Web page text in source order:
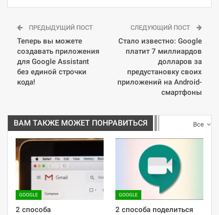
ПРЕДЫДУЩИЙ ПОСТ
Теперь вы можете
создавать приложения
для Google Assistant
без единой строчки
кода!
СЛЕДУЮЩИЙ ПОСТ
Стало известно: Google
платит 7 миллиардов
долларов за
предустановку своих
приложений на Android-
смартфоны
Все
ВАМ ТАКЖЕ МОЖЕТ ПОНРАВИТЬСЯ
GOOGLE
2 способа
GOOGLE
2 способа поделиться